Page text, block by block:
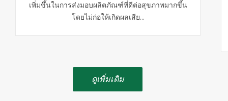
เพิ่มขึ้นในการส่งมอบผลิตภัณฑ์ที่ดีต่อสุขภาพมากขึ้น
โดยไม่ก่อให้เกิดผลเสีย...
ดูเพิ่มเติม